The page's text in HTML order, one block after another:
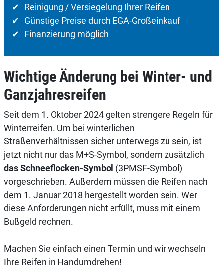
Reinigung / Versiegelung Ihrer Reifen
Günstige Preise durch EGA-Großeinkauf
Finanzierung möglich
Wichtige Änderung bei Winter- und
Ganzjahresreifen
Seit dem 1. Oktober 2024 gelten strengere Regeln für
Winterreifen. Um bei winterlichen
Straßenverhältnissen sicher unterwegs zu sein, ist
jetzt nicht nur das M+S-Symbol, sondern zusätzlich
das Schneeflocken-Symbol (3PMSF-Symbol)
vorgeschrieben. Außerdem müssen die Reifen nach
dem 1. Januar 2018 hergestellt worden sein. Wer
diese Anforderungen nicht erfüllt, muss mit einem
Bußgeld rechnen.
Machen Sie einfach einen Termin und wir wechseln
Ihre Reifen in Handumdrehen!